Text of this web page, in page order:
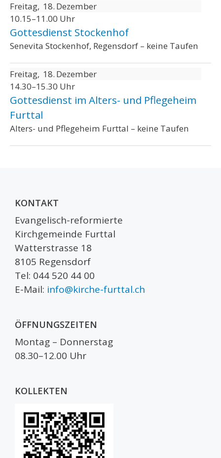
Freitag 18 Dezember
10.15–11.00 Uhr
Gottesdienst Stockenhof
Senevita Stockenhof, Regensdorf – keine Taufen
Freitag 18 Dezember
14.30–15.30 Uhr
Gottesdienst im Alters- und Pflegeheim
Furttal
Alters- und Pflegeheim Furttal – keine Taufen
KONTAKT
Evangelisch-reformierte
Kirchgemeinde Furttal
Watterstrasse 18
8105 Regensdorf
Tel: 044 520 44 00
E-Mail: info@kirche-furttal.ch
ÖFFNUNGSZEITEN
Montag – Donnerstag
08.30–12.00 Uhr
KOLLEKTEN